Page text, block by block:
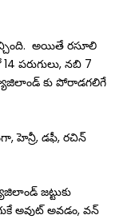
అయితే రసూలి
పరుగులు, నబి 7
కు పోరాడగలిగే
హెన్రీ, డఫీ, రచిన్
జట్టుకు
అవుట్ అవడం, వన్